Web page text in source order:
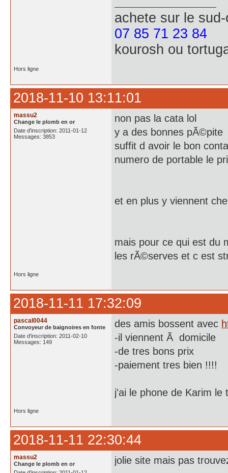
achete sur le
07 85 71 23 84
kourosh ou
Hors ligne
2018-11-10 13:11:01
massu2
Change le plomb en or
Date d'inscription: 2011-01-12
Messages: 3853
non pas la cata lol
y a des bonnes pÃ©pite
suffit d avoir le bon
numero de portable le
et en plus y viennent
mais pour ce qui est du
les rÃ©serves et c est
Hors ligne
2018-11-11 17:32:09
pascal0044
Convoyeur de baignoires en fonte
Date d'inscription: 2011-02-10
Messages: 149
des amis bossent avec
-il viennent Ã domicile
-de tres bons prix
-paiement tres bien !!!!
j'ai le phone de Karim le
Hors ligne
2018-11-11 22:30:44
massu2
Change le plomb en or
jolie site mais pas